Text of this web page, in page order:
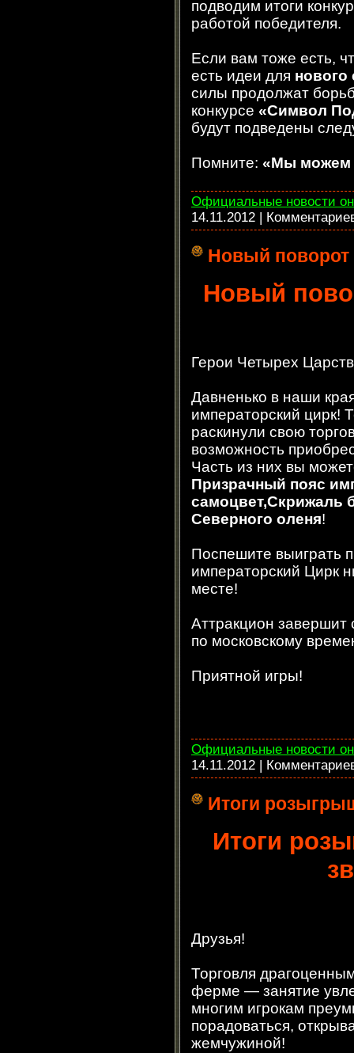
подводим итоги
работой победителя.
Если вам тоже есть,
есть идеи для нового
силы продолжат
конкурсе «Символ
будут подведены
Помните: «Мы можем
Официальные новости
14.11.2012 |
Новый поворот
Новый
Герои Четырех
Давненько в наши
императорский цирк!
раскинули свою
возможность
Часть из них вы
Призрачный пояс
самоцвет,Скрижаль
Северного оленя!
Поспешите выиграть
императорский Цирк
месте!
Аттракцион
по московскому
Приятной игры!
Официальные новости
14.11.2012 |
Итоги
Итоги
Друзья!
Торговля
ферме — занятие
многим игрокам
порадоваться,
жемчужиной!